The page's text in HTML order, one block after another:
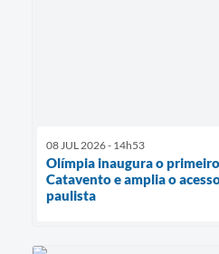
08 JUL 2026 - 14h53
Olímpia inaugura o
Catavento e amplia o
paulista